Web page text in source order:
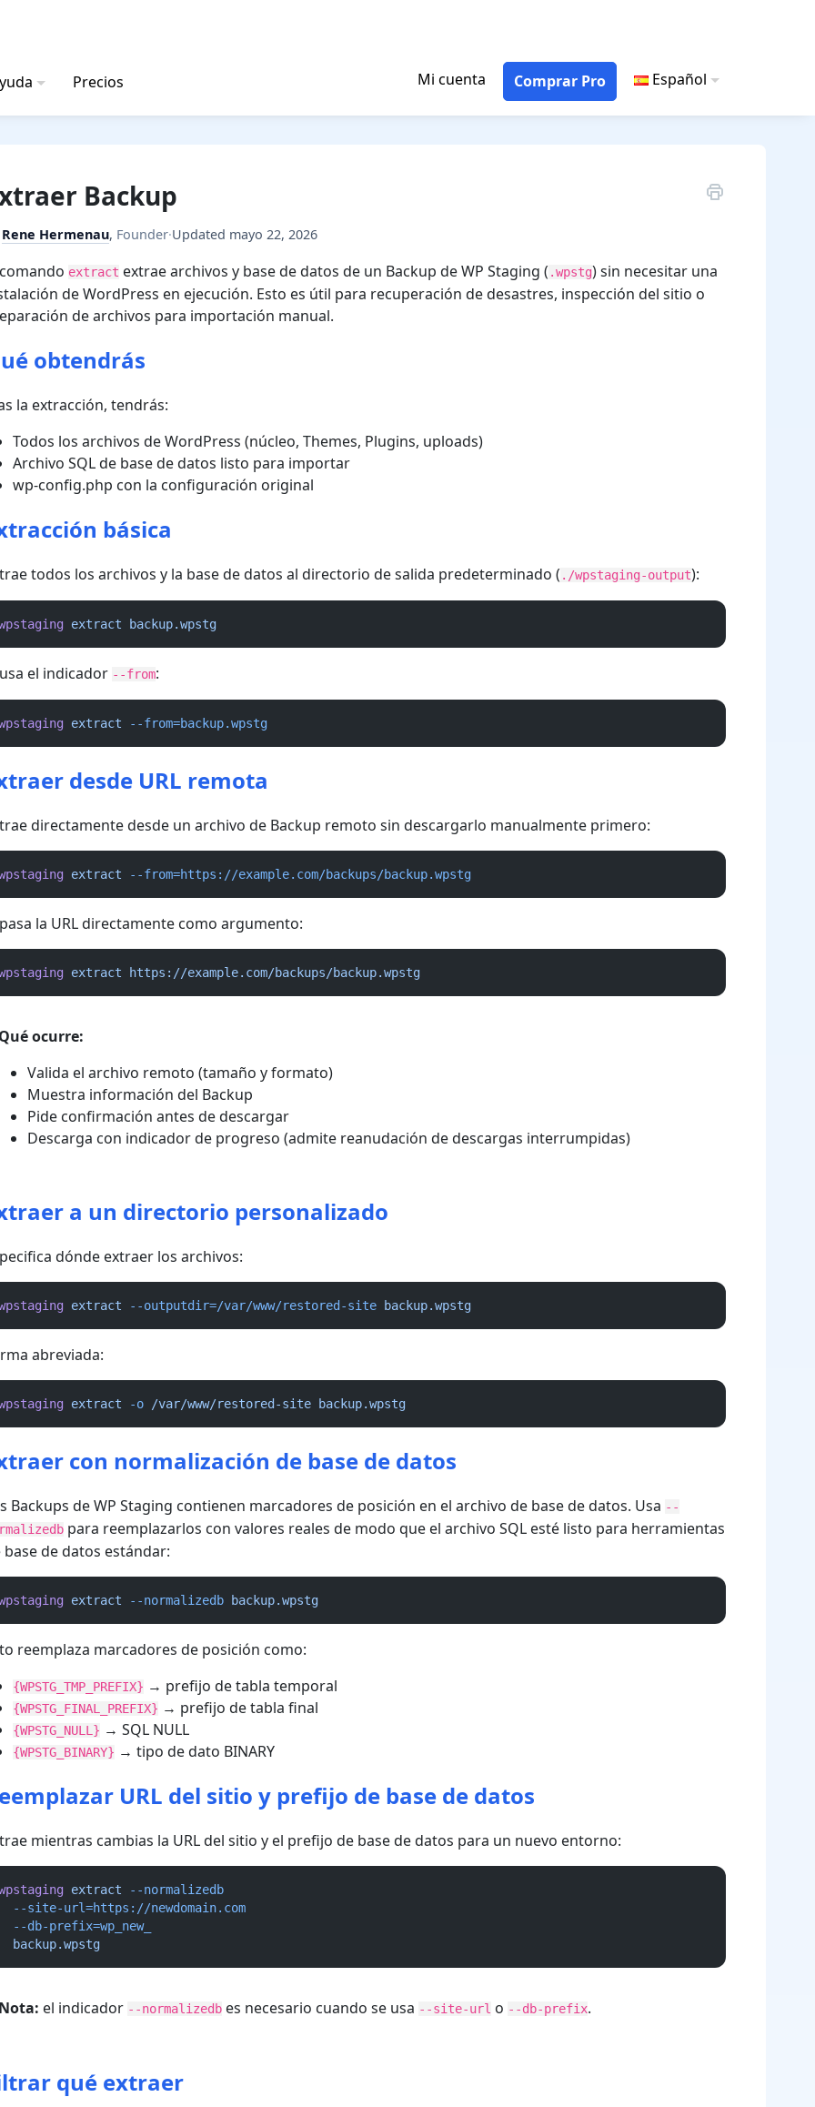
Precios Mi cuenta Comprar Pro Español
Backup
Rene Hermenau, Founder·Updated mayo 22, 2026
extract extrae archivos y base de datos de un Backup de WP Staging ( .wpstg) sin necesitar una
de WordPress en ejecución. Esto es útil para recuperación de desastres, inspección del sitio o
de archivos para importación manual.
obtendrás
la extracción, tendrás:
Todos los archivos de WordPress (núcleo, Themes, Plugins, uploads)
Archivo SQL de base de datos listo para importar
wp-config.php con la configuración original
básica
todos los archivos y la base de datos al directorio de salida predeterminado ( ./wpstaging-output):
extract backup.wpstg
el indicador --from:
extract --from=backup.wpstg
desde URL remota
directamente desde un archivo de Backup remoto sin descargarlo manualmente primero:
extract --from=https://example.com/backups/backup.wpstg
la URL directamente como argumento:
extract https://example.com/backups/backup.wpstg
Qué ocurre:
Valida el archivo remoto (tamaño y formato)
Muestra información del Backup
Pide confirmación antes de descargar
Descarga con indicador de progreso (admite reanudación de descargas interrumpidas)
a un directorio personalizado
dónde extraer los archivos:
extract --outputdir=/var/www/restored-site backup.wpstg
abreviada:
extract -o /var/www/restored-site backup.wpstg
con normalización de base de datos
Backups de WP Staging contienen marcadores de posición en el archivo de base de datos. Usa --
para reemplazarlos con valores reales de modo que el archivo SQL esté listo para herramientas
base de datos estándar:
extract --normalizedb backup.wpstg
reemplaza marcadores de posición como:
{WPSTG_TMP_PREFIX} → prefijo de tabla temporal
{WPSTG_FINAL_PREFIX} → prefijo de tabla final
{WPSTG_NULL} → SQL NULL
{WPSTG_BINARY} → tipo de dato BINARY
URL del sitio y prefijo de base de datos
mientras cambias la URL del sitio y el prefijo de base de datos para un nuevo entorno:
extract
--normalizedb
--site-url=https://newdomain.com
--db-prefix=wp_new_
backup.wpstg
Nota: el indicador --normalizedb es necesario cuando se usa --site-url o --db-prefix.
qué extraer